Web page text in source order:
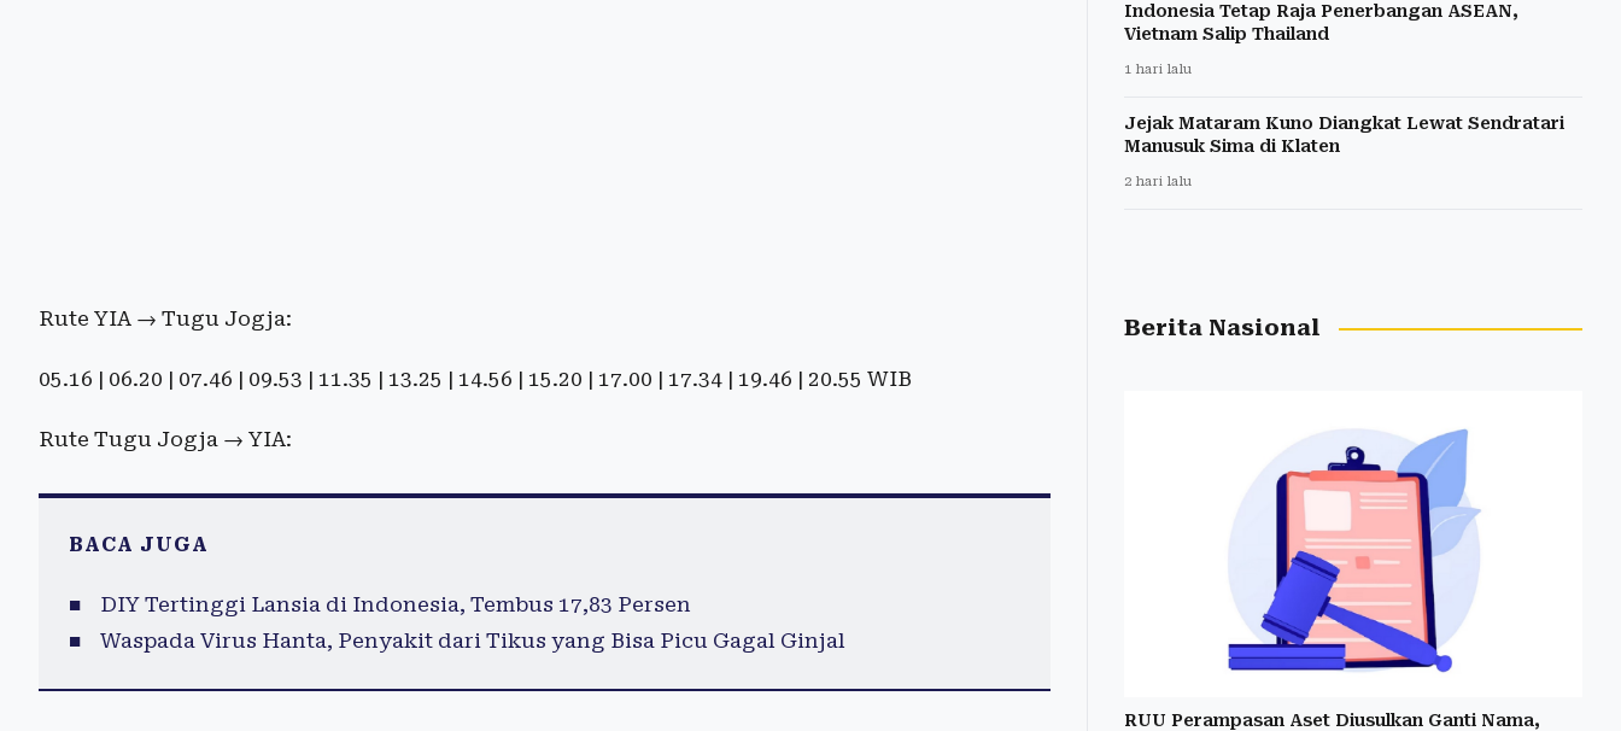
Rute YIA → Tugu Jogja:
05.16 | 06.20 | 07.46 | 09.53 | 11.35 | 13.25 | 14.56 | 15.20 | 17.00 | 17.34 | 19.46 | 20.55 WIB
Rute Tugu Jogja → YIA:
BACA JUGA
DIY Tertinggi Lansia di Indonesia, Tembus 17,83 Persen
Waspada Virus Hanta, Penyakit dari Tikus yang Bisa Picu Gagal Ginjal
Indonesia Tetap Raja Penerbangan ASEAN,
Vietnam Salip Thailand
1 hari lalu
Jejak Mataram Kuno Diangkat Lewat Sendratari
Manusuk Sima di Klaten
2 hari lalu
Berita Nasional
RUU Perampasan Aset Diusulkan Ganti Nama,